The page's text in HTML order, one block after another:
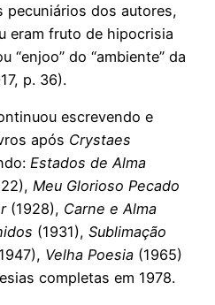
pecuniários dos autores,
eram fruto de hipocrisia
“enjoo” do “ambiente” da
p. 36).
escrevendo e
após Crystaes
Estados de Alma
Meu Glorioso Pecado
(1928), Carne e Alma
(1931), Sublimação
Velha Poesia (1965)
completas em 1978.